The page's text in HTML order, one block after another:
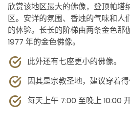
欣赏该地区最大的佛像，登顶帕塔
区。安详的氛围、香烛的气味和人
的体验。长长的阶梯由两条金色那
1977 年的金色佛像。
此外还有七座更小的佛像。
因其是宗教圣地，建议穿着得
每天上午 7:00 至晚上 10:00